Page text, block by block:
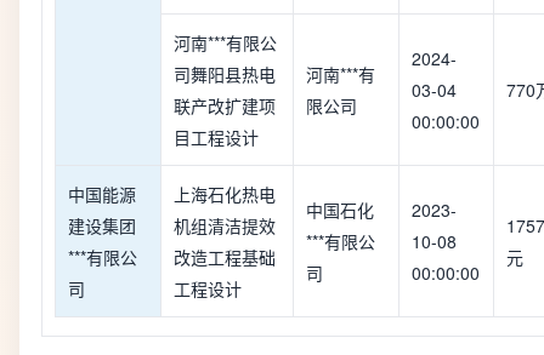
河南***有限公
司舞阳县热电
联产改扩建项
目工程设计
河南***有
限公司
2024-
03-04
00:00:00
770
中国能源
建设集团
***有限公
司
上海石化热电
机组清洁提效
改造工程基础
工程设计
中国石化
***有限公
司
2023-
10-08
00:00:00
元